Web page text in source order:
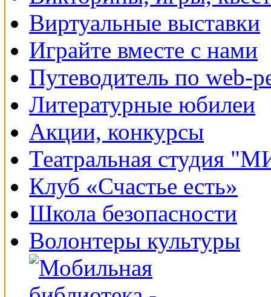
Виртуальные выставки
Играйте вместе с нами
Путеводитель по web-
Литературные юбилеи
Акции, конкурсы
Театральная студия
Клуб «Счастье есть»
Школа безопасности
Волонтеры культуры